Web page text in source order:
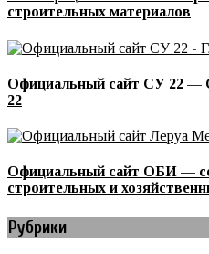
строительных материалов
Официальный сайт СУ 22 —
22
Официальный сайт ОБИ —
строительных и
Рубрики